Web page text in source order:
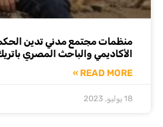
منظمات مجتمع مدني تدين
الأكاديمي والباحث المصري
READ MORE »
18 يوليو, 2023